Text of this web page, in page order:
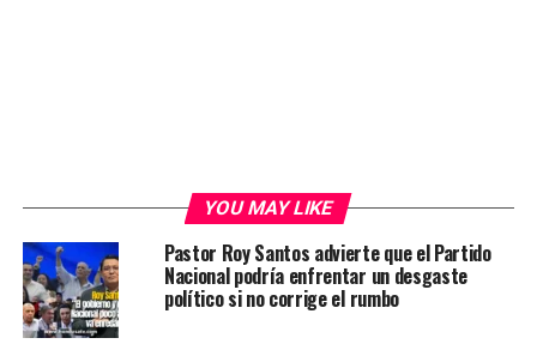
YOU MAY LIKE
Pastor Roy Santos advierte que el Partido
Nacional podría enfrentar un desgaste
político si no corrige el rumbo